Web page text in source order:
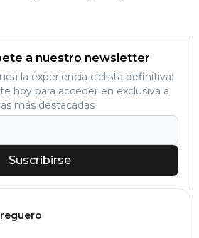
a nuestro newsletter
la experiencia ciclista definitiva:
hoy para acceder en exclusiva a
más destacadas
Suscribirse